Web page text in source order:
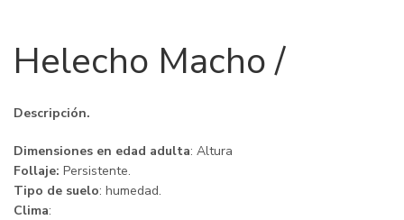
Helecho Macho /
Descripción.
Dimensiones en edad adulta: Altura
Follaje: Persistente.
Tipo de suelo: humedad.
Clima: